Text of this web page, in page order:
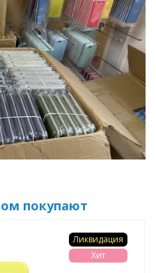
покупают
Ликвидация
Хит